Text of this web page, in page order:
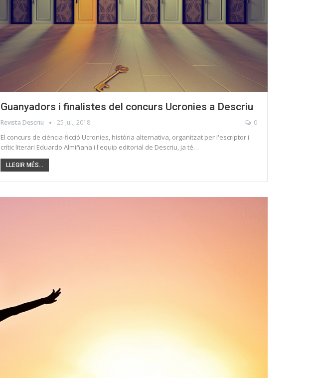
Guanyadors i finalistes del concurs Ucronies a Descriu
Revista Descriu 25 jul., 2018 0
El concurs de ciència-ficció Ucronies, història alternativa, organitzat per l'escriptor i
crític literari Eduardo Almiñana i l'equip editorial de Descriu, ja té…
LLEGIR MÉS...